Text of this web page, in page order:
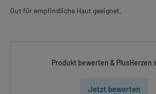
Gut für empfindliche Haut geeignet.
Produkt bewerten & PlusHerzen
Jetzt bewerten